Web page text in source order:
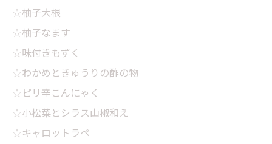
☆柚子大根
☆柚子なます
☆味付きもずく
☆わかめときゅうりの酢の物
☆ピリ辛こんにゃく
☆小松菜とシラス山椒和え
☆キャロットラペ